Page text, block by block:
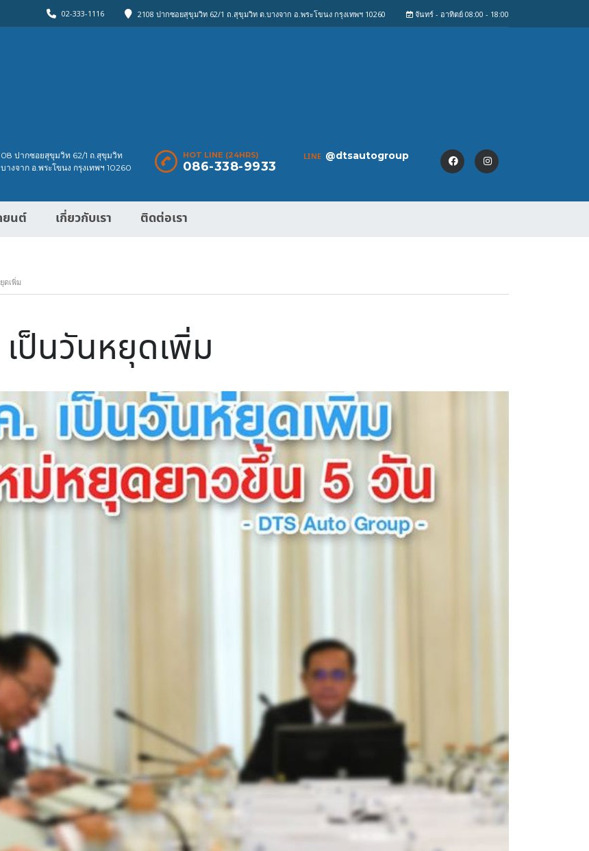
จันทร์ - อาทิตย์ 08:00 - 18:00
2108 ปากซอยสุขุมวิท 62/1 ถ.สุขุมวิท ต.บางจาก อ.พระโขนง กรุงเทพฯ 10260
02-333-1116
LINE @dtsautogroup
HOT LINE (24HRS)
086-338-9933
ปากซอยสุขุมวิท 62/1 ถ.สุขุมวิท
างจาก อ.พระโขนง กรุงเทพฯ 10260
ยนต์ เกี่ยวกับเรา ติดต่อเรา
ดเพิ่ม
ป็นวันหยุดเพิ่ม